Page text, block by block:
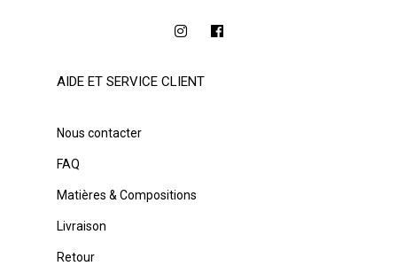
AIDE ET SERVICE CLIENT
Nous contacter
FAQ
Matières & Compositions
Livraison
Retour